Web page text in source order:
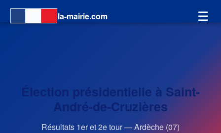
la-mairie.com ☰
Élection présidentielle à Saint-
André-de-Cruzières
Résultats 1er et 2e tour — Ardèche (07)